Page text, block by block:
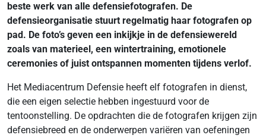
beste werk van alle defensiefotografen. De
defensieorganisatie stuurt regelmatig haar fotografen op
pad. De foto’s geven een inkijkje in de defensiewereld
zoals van materieel, een wintertraining, emotionele
ceremonies of juist ontspannen momenten tijdens verlof.
Het Mediacentrum Defensie heeft elf fotografen in dienst,
die een eigen selectie hebben ingestuurd voor de
tentoonstelling. De opdrachten die de fotografen krijgen zijn
defensiebreed en de onderwerpen variëren van oefeningen